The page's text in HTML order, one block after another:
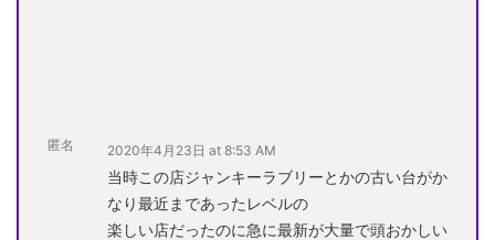
匿名 2020年4月23日 at 8:53 AM
当時この店ジャンキーラブリーとかの古い台がか
なり最近まであったレベルの
楽しい店だったのに急に最新が大量で頭おかしい